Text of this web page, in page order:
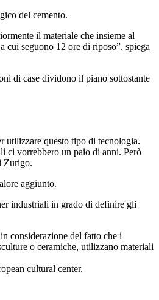
del cemento.
il materiale che insieme al
cui seguono 12 ore di riposo”, spiega
di case dividono il piano sottostante
utilizzare questo tipo di tecnologia.
ci vorrebbero un paio di anni. Però
Zurigo.
aggiunto.
industriali in grado di definire gli
considerazione del fatto che i
o ceramiche, utilizzano materiali
cultural center.